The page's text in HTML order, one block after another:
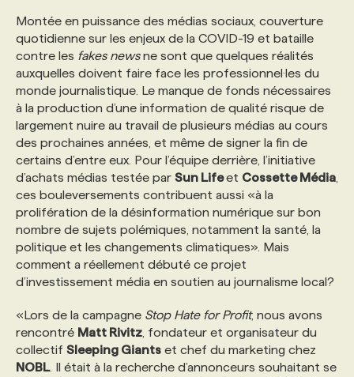
PROGRAMMES DE SUBVENTIONS
FAQ
ANNONCEZ AVEC NOUS
Montée en puissance des médias sociaux, couverture
quotidienne sur les enjeux de la COVID-19 et bataille
contre les fakes newsne sont que quelques réalités
auxquelles doivent faire face les professionnel·les du
monde journalistique. Le manque de fonds nécessaires
à la production d’une information de qualité risque de
largement nuire au travail de plusieurs médias au cours
des prochaines années, et même de signer la fin de
certains d’entre eux. Pour l’équipe derrière, l’initiative
d’achats médias testée par Sun Lifeet Cossette Média
ces bouleversements contribuent aussi «à la
prolifération de la désinformation numérique sur bon
nombre de sujets polémiques, notamment la santé, la
politique et les changements climatiques». Mais
comment a réellement débuté ce projet
d’investissement média en soutien au journalisme local?
«Lors de la campagne Stop Hate for Profit, nous avons
rencontré Matt Rivitz , fondateur et organisateur du
collectif Sleeping Giants et chef du marketing chez
NOBL. Il était à la recherche d’annonceurs souhaitant se